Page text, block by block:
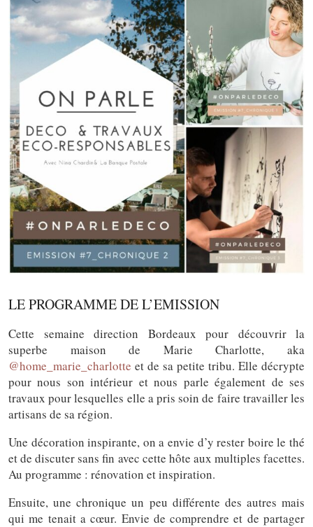
LE PROGRAMME DE L’EMISSION
Cette semaine direction Bordeaux pour découvrir la
superbe maison de Marie Charlotte, aka
@home_marie_charlotte et de sa petite tribu. Elle décrypte
pour nous son intérieur et nous parle également de ses
travaux pour lesquelles elle a pris soin de faire travailler les
artisans de sa région.
Une décoration inspirante, on a envie d’y rester boire le thé
et de discuter sans fin avec cette hôte aux multiples facettes.
Au programme : rénovation et inspiration.
Ensuite, une chronique un peu différente des autres mais
qui me tenait a cœur. Envie de comprendre et de partager